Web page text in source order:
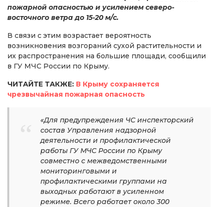
пожарной опасностью и усилением северо-
восточного ветра до 15-20 м/с.
В связи с этим возрастает вероятность
возникновения возгораний сухой растительности и
их распространения на большие площади, сообщили
в ГУ МЧС России по Крыму.
ЧИТАЙТЕ ТАКЖЕ: В Крыму сохраняется
чрезвычайная пожарная опасность
«Для предупреждения ЧС инспекторский
состав Управления надзорной
деятельности и профилактической
работы ГУ МЧС России по Крыму
совместно с межведомственными
мониторинговыми и
профилактическими группами на
выходных работают в усиленном
режиме. Всего работает около 300